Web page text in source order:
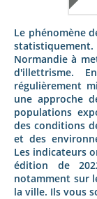
Le phénomène
Normandie à
d'illettrisme.
régulièrement
une approche
populations
des conditions
et des
Les indicateurs
édition de
notamment sur
la ville. Ils vous